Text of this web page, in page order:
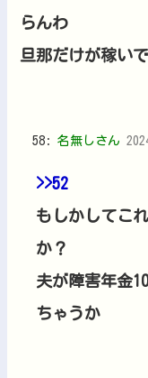
らんわ
旦那だけが稼い
58: 名無しさん
>>52
もしかしてこ
か？
夫が障害年金
ちゃうか